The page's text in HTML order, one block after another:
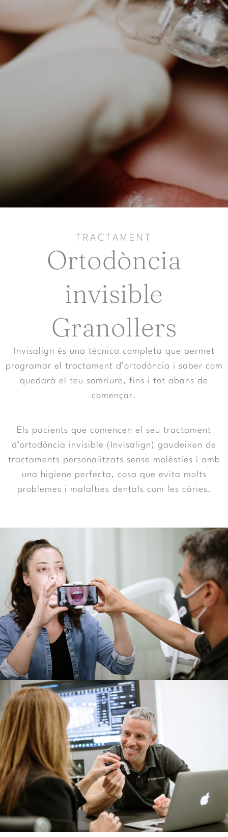
TRACTAMENT
Ortodòncia
invisible
Granollers
Invisalign és una tècnica completa que permet
programar el tractament d’ortodòncia i saber com
quedarà el teu somriure, fins i tot abans de
començar.
Els pacients que comencen el seu tractament
d’ortodòncia invisible (Invisalign) gaudeixen de
tractaments personalitzats sense molèsties i amb
una higiene perfecta, cosa que evita molts
problemes i malalties dentals com les càries.